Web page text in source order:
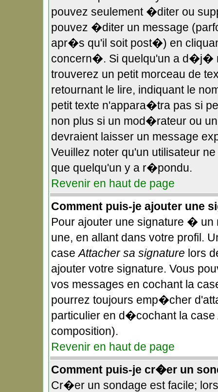
pouvez seulement �diter ou
pouvez �diter un message
apr�s qu'il soit post�) en
concern�. Si quelqu'un a d�j�
trouverez un petit morceau de
retournant le lire, indiquant le
petit texte n'appara�tra pas si
non plus si un mod�rateur ou
devraient laisser un message
Veuillez noter qu'un utilisateur
que quelqu'un y a r�pondu.
Revenir en haut de page
Comment puis-je ajouter une
Pour ajouter une signature �
une, en allant dans votre profil.
caseAttacher sa signature lors
ajouter votre signature. Vous
vos messages en cochant la
pourrez toujours emp�cher
particulier en d�cochant la
composition).
Revenir en haut de page
Comment puis-je cr�er un
Cr�er un sondage est facile;